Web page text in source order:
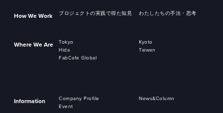
How We Work プロジェクトの実践で得た知見 わたしたちの手法・思考
Where We Are Tokyo
Kyoto
Hida
Taiwan
FabCafe Global
Information Company Profile
News&Column
Event